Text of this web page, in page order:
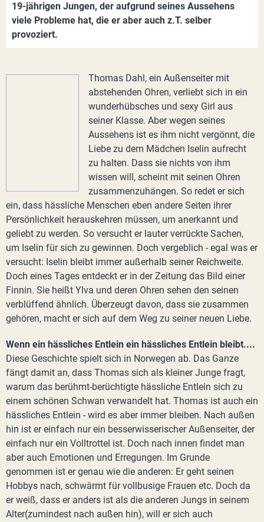
19-jährigen Jungen, der aufgrund seines Aussehens
viele Probleme hat, die er aber auch z.T. selber
provoziert.
Thomas Dahl, ein Außenseiter mit
abstehenden Ohren, verliebt sich in ein
wunderhübsches und sexy Girl aus
seiner Klasse. Aber wegen seines
Aussehens ist es ihm nicht vergönnt, die
Liebe zu dem Mädchen Iselin aufrecht
zu halten. Dass sie nichts von ihm
wissen will, scheint mit seinen Ohren
zusammenzuhängen. So redet er sich
ein, dass hässliche Menschen eben andere Seiten ihrer
Persönlichkeit herauskehren müssen, um anerkannt und
geliebt zu werden. So versucht er lauter verrückte Sachen,
um Iselin für sich zu gewinnen. Doch vergeblich - egal was er
versucht: Iselin bleibt immer außerhalb seiner Reichweite.
Doch eines Tages entdeckt er in der Zeitung das Bild einer
Finnin. Sie heißt Ylva und deren Ohren sehen den seinen
verblüffend ähnlich. Überzeugt davon, dass sie zusammen
gehören, macht er sich auf dem Weg zu seiner neuen Liebe.
Wenn ein hässliches Entlein ein hässliches Entlein bleibt....
Diese Geschichte spielt sich in Norwegen ab. Das Ganze
fängt damit an, dass Thomas sich als kleiner Junge fragt,
warum das berühmt-berüchtigte hässliche Entlein sich zu
einem schönen Schwan verwandelt hat. Thomas ist auch ein
hässliches Entlein - wird es aber immer bleiben. Nach außen
hin ist er einfach nur ein besserwisserischer Außenseiter, der
einfach nur ein Volltrottel ist. Doch nach innen findet man
aber auch Emotionen und Erregungen. Im Grunde
genommen ist er genau wie die anderen: Er geht seinen
Hobbys nach, schwärmt für vollbusige Frauen etc. Doch da
er weiß, dass er anders ist als die anderen Jungs in seinem
Alter(zumindest nach außen hin), will er sich auch